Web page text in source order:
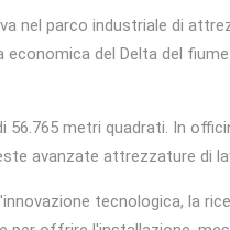
nel parco industriale di
economica del Delta del
56.765 metri quadrati. In
avanzate attrezzature di
tecnologica, la